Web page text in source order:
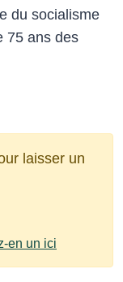
du socialisme
75 ans des
laisser un
en un ici